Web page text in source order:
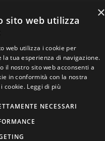
Diagnostico
Diagnostico
×
sito web utilizza
web utilizza i cookie per
la tua esperienza di navigazione.
il nostro sito web acconsenti a
in conformità con la nostra
cookie. Leggi di più
NECESSARI